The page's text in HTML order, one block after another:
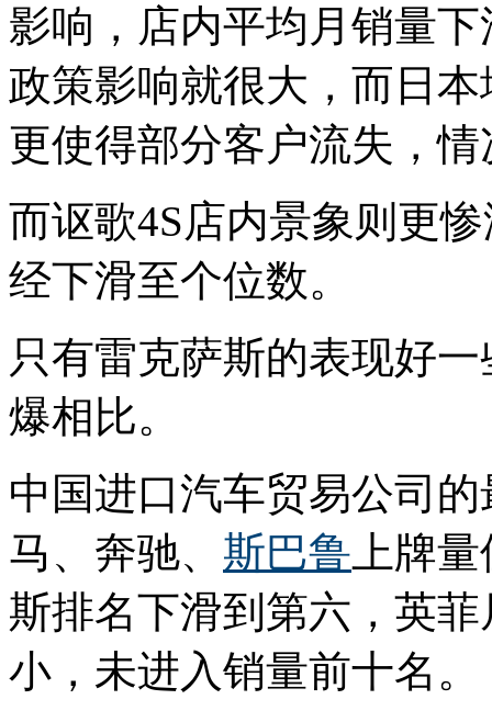
影响，店内平均月销量
政策影响就很大，而日
更使得部分客户流失，
而讴歌4S店内景象则更
经下滑至个位数。
只有雷克萨斯的表现好
爆相比。
中国进口汽车贸易公司
马、奔驰、 斯巴鲁 上牌
斯排名下滑到第六，英
小，未进入销量前十名。